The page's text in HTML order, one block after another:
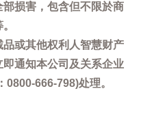
损害，包含但不限於商
或其他权利人智慧财产
通知本公司及关系企业
666-798)处理。